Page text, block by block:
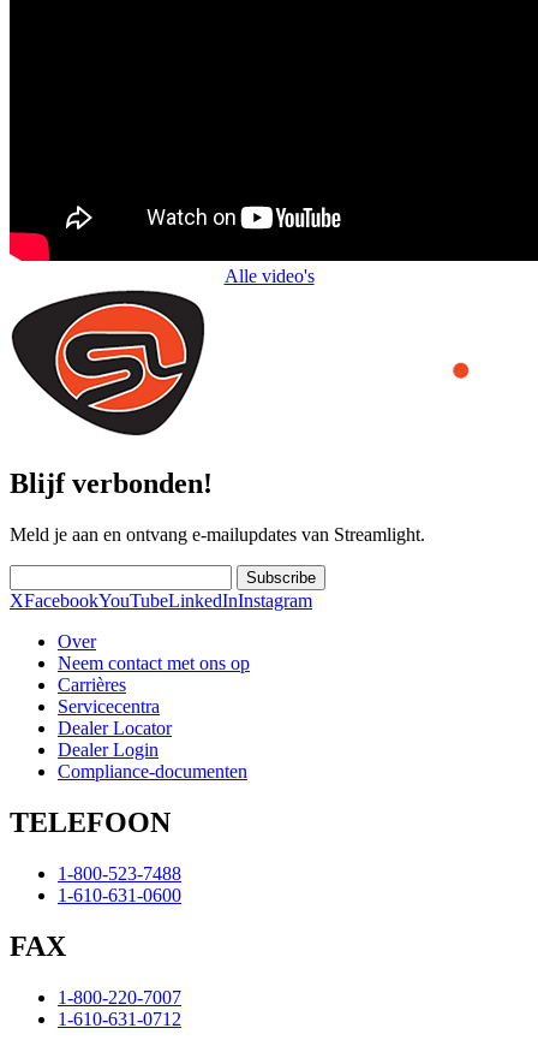
Alle video's
Blijf verbonden!
Meld je aan en ontvang e-mailupdates van Streamlight.
Subscribe
XFacebookYouTubeLinkedInInstagram
Over
Neem contact met ons op
Carrières
Servicecentra
Dealer Locator
Dealer Login
Compliance-documenten
TELEFOON
1-800-523-7488
1-610-631-0600
FAX
1-800-220-7007
1-610-631-0712